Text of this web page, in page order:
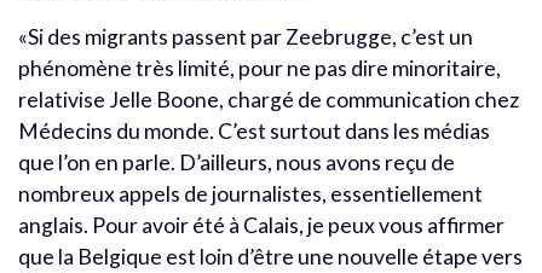
«Si des migrants passent par Zeebrugge, c’est un
phénomène très limité, pour ne pas dire minoritaire,
relativise Jelle Boone, chargé de communication chez
Médecins du monde. C’est surtout dans les médias
que l’on en parle. D’ailleurs, nous avons reçu de
nombreux appels de journalistes, essentiellement
anglais. Pour avoir été à Calais, je peux vous affirmer
que la Belgique est loin d’être une nouvelle étape vers